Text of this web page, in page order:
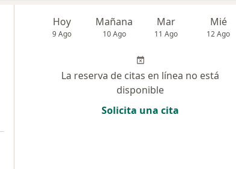
Hoy
9 Ago
Mañana
10 Ago
Mar
11 Ago
Mié
12 Ago
La reserva de citas en línea no está
disponible
Solicita una cita